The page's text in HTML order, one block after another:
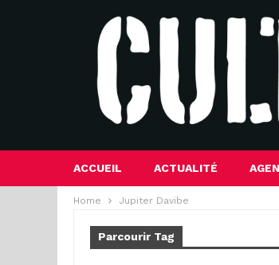
ACCUEIL ACTUALITÉ
Home Jupiter Davibe
Parcourir Tag